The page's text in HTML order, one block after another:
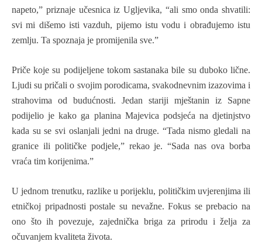
napeto,” priznaje učesnica iz Ugljevika, “ali smo onda shvatili:
svi mi dišemo isti vazduh, pijemo istu vodu i obrađujemo istu
zemlju. Ta spoznaja je promijenila sve.”
Priče koje su podijeljene tokom sastanaka bile su duboko lične.
Ljudi su pričali o svojim porodicama, svakodnevnim izazovima i
strahovima od budućnosti. Jedan stariji mještanin iz Sapne
podijelio je kako ga planina Majevica podsjeća na djetinjstvo
kada su se svi oslanjali jedni na druge. “Tada nismo gledali na
granice ili političke podjele,” rekao je. “Sada nas ova borba
vraća tim korijenima.”
U jednom trenutku, razlike u porijeklu, političkim uvjerenjima ili
etničkoj pripadnosti postale su nevažne. Fokus se prebacio na
ono što ih povezuje, zajednička briga za prirodu i želja za
očuvanjem kvaliteta života.